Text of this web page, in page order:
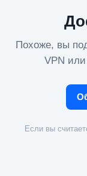
Похоже, вы
VPN или
Если вы